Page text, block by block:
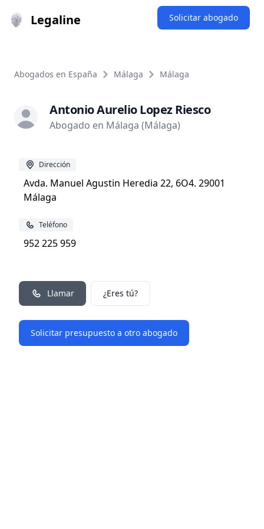
Legaline Solicitar abogado
Abogados en España Málaga Málaga
Antonio Aurelio Lopez Riesco
Abogado en Málaga (Málaga)
Dirección
Avda. Manuel Agustin Heredia 22, 6O4. 29001
Málaga
Teléfono
952 225 959
Llamar ¿Eres tú?
Solicitar presupuesto a otro abogado